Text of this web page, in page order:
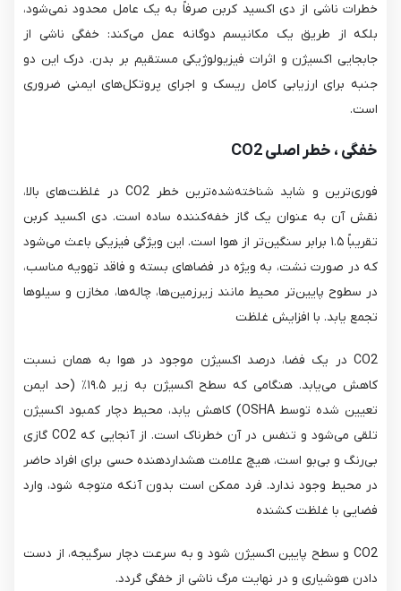
خطرات ناشی از دی اکسید کربن صرفاً به یک عامل محدود نمی‌شود،
بلکه از طریق یک مکانیسم دوگانه عمل می‌کند: خفگی ناشی از
جابجایی اکسیژن و اثرات فیزیولوژیکی مستقیم بر بدن. درک این دو
جنبه برای ارزیابی کامل ریسک و اجرای پروتکل‌های ایمنی ضروری
است.
خفگی ، خطر اصلی CO2
فوری‌ترین و شاید شناخته‌شده‌ترین خطر CO2​ در غلظت‌های بالا،
نقش آن به عنوان یک گاز خفه‌کننده ساده است. دی اکسید کربن
تقریباً ۱.۵ برابر سنگین‌تر از هوا است. این ویژگی فیزیکی باعث می‌شود
که در صورت نشت، به ویژه در فضاهای بسته و فاقد تهویه مناسب،
در سطوح پایین‌تر محیط مانند زیرزمین‌ها، چاله‌ها، مخازن و سیلوها
تجمع یابد. با افزایش غلظت
CO2​ در یک فضا، درصد اکسیژن موجود در هوا به همان نسبت
کاهش می‌یابد. هنگامی که سطح اکسیژن به زیر ۱۹.۵٪ (حد ایمن
تعیین شده توسط OSHA) کاهش یابد، محیط دچار کمبود اکسیژن
تلقی می‌شود و تنفس در آن خطرناک است. از آنجایی که CO2​ گازی
بی‌رنگ و بی‌بو است، هیچ علامت هشداردهنده حسی برای افراد حاضر
در محیط وجود ندارد. فرد ممکن است بدون آنکه متوجه شود، وارد
فضایی با غلظت کشنده
CO2​ و سطح پایین اکسیژن شود و به سرعت دچار سرگیجه، از دست
دادن هوشیاری و در نهایت مرگ ناشی از خفگی گردد.